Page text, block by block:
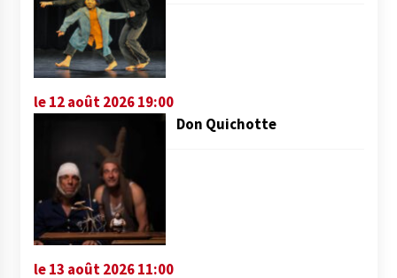
le 12 août 2026 19:00
Don Quichotte
le 13 août 2026 11:00